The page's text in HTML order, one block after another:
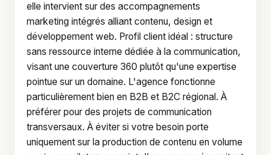
elle intervient sur des accompagnements
marketing intégrés alliant contenu, design et
développement web. Profil client idéal : structure
sans ressource interne dédiée à la communication,
visant une couverture 360 plutôt qu'une expertise
pointue sur un domaine. L'agence fonctionne
particulièrement bien en B2B et B2C régional. À
préférer pour des projets de communication
transversaux. À éviter si votre besoin porte
uniquement sur la production de contenu en volume